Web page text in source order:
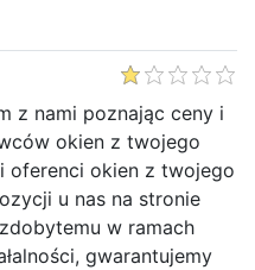
z nami poznając ceny i
okien z twojego
oferenci okien z twojego
u nas na stronie
w ramach
gwarantujemy